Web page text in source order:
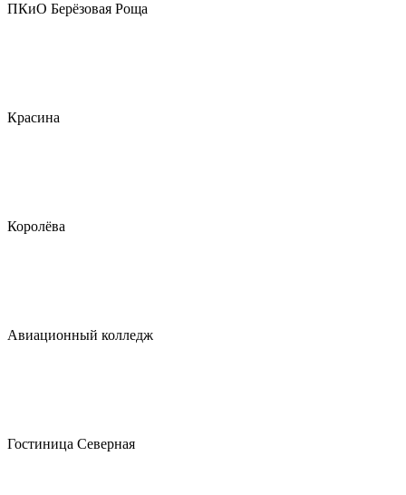
ПКиО Берёзовая Роща
Красина
Королёва
Авиационный колледж
Гостиница Северная